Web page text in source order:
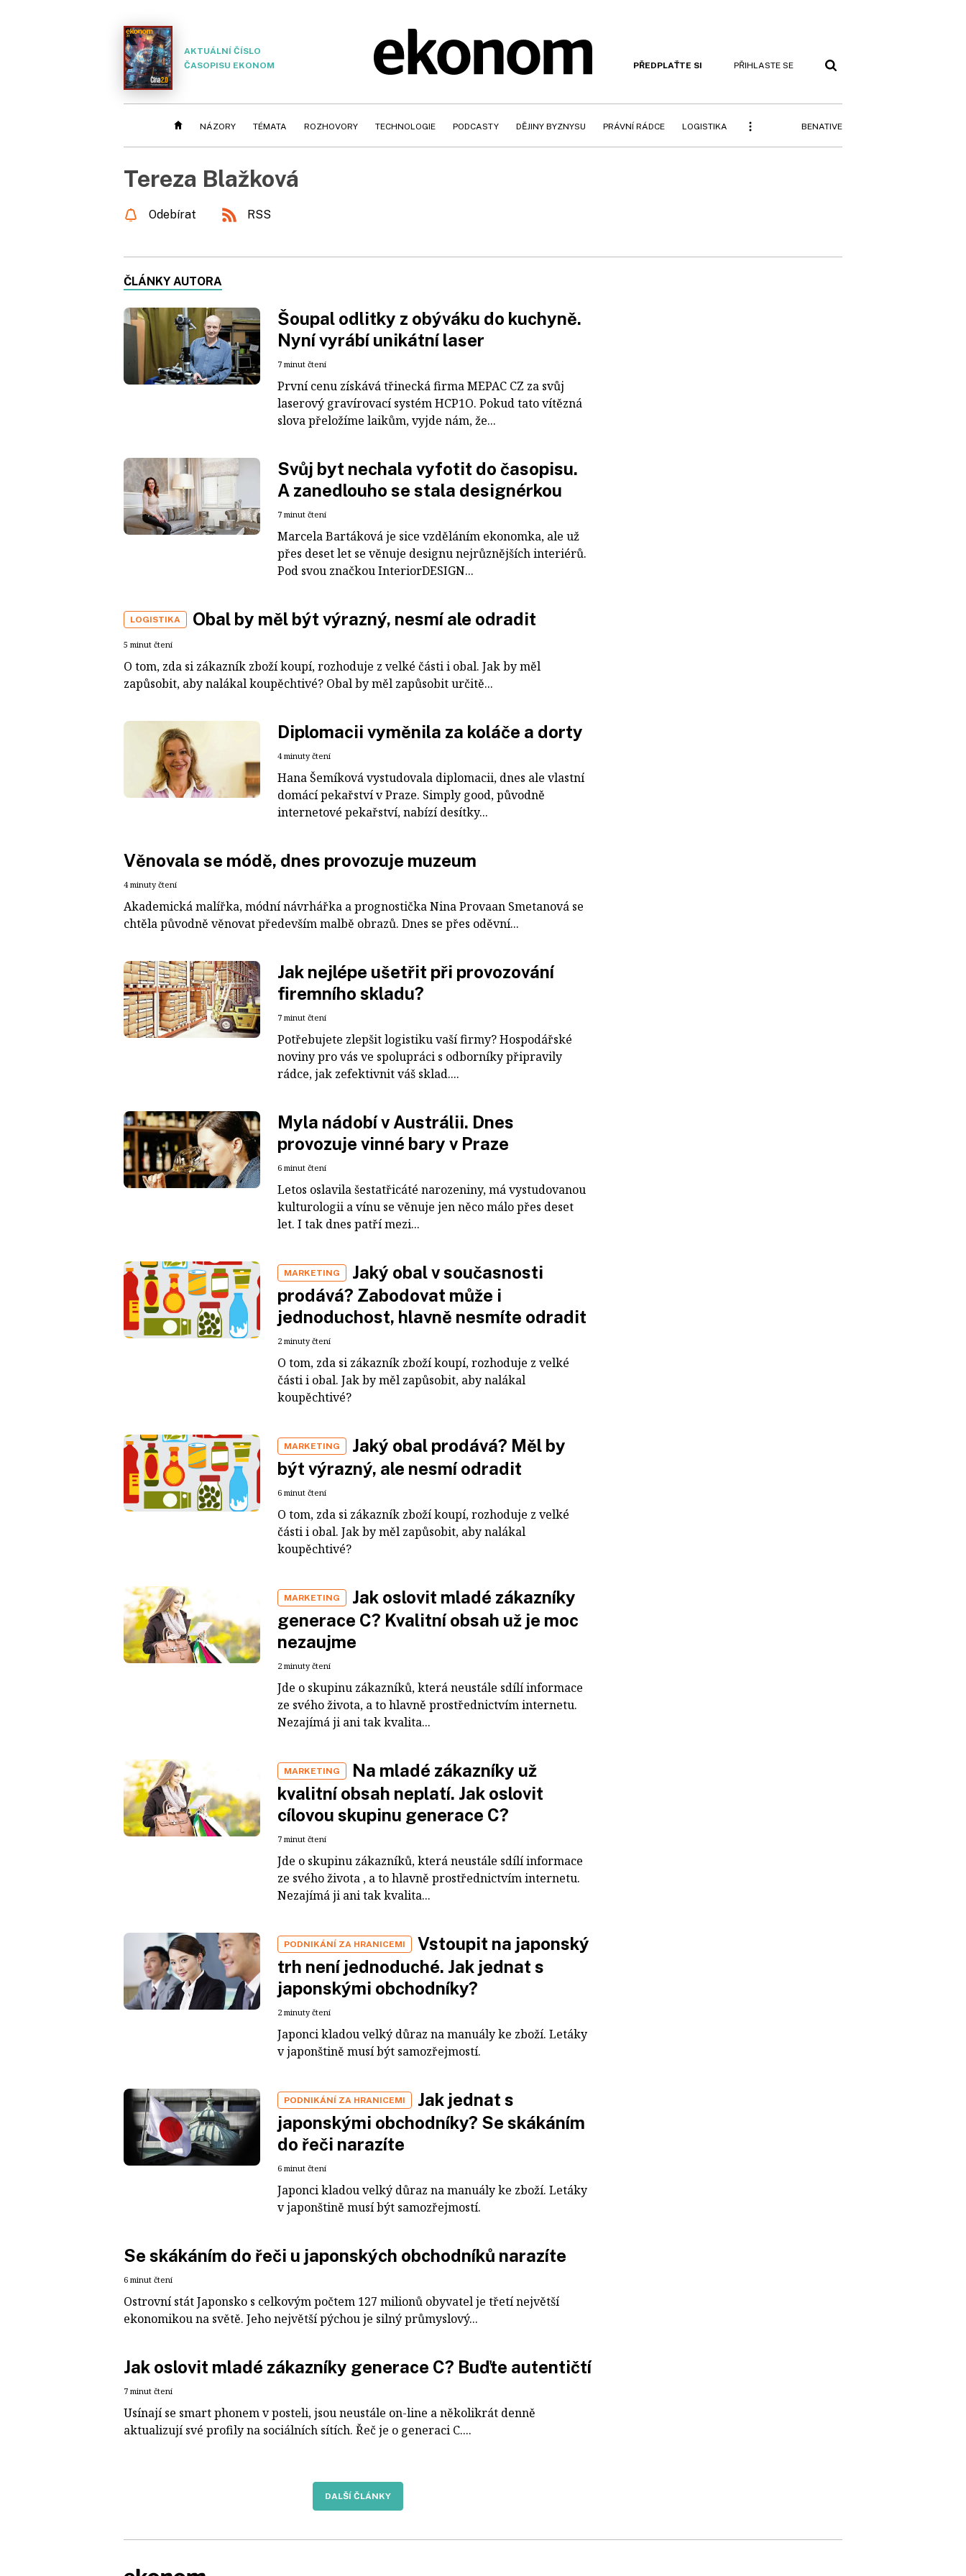
AKTUÁLNÍ ČÍSLO
ČASOPISU EKONOM
PŘEDPLAŤTE SI PŘIHLASTE SE
NÁZORY TÉMATA ROZHOVORY TECHNOLOGIE PODCASTY DĚJINY BYZNYSU PRÁVNÍ RÁDCE LOGISTIKA BENATIVE
Tereza Blažková
Odebírat RSS
ČLÁNKY AUTORA
Šoupal odlitky z obýváku do kuchyně.
Nyní vyrábí unikátní laser
7 minut čtení
První cenu získává třinecká firma MEPAC CZ za svůj
laserový gravírovací systém HCP1O. Pokud tato vítězná
slova přeložíme laikům, vyjde nám, že...
Svůj byt nechala vyfotit do časopisu.
A zanedlouho se stala designérkou
7 minut čtení
Marcela Bartáková je sice vzděláním ekonomka, ale už
přes deset let se věnuje designu nejrůznějších interiérů.
Pod svou značkou InteriorDESIGN...
LOGISTIKA Obal by měl být výrazný, nesmí ale odradit
5 minut čtení
O tom, zda si zákazník zboží koupí, rozhoduje z velké části i obal. Jak by měl
zapůsobit, aby nalákal koupěchtivé? Obal by měl zapůsobit určitě...
Diplomacii vyměnila za koláče a dorty
4 minuty čtení
Hana Šemíková vystudovala diplomacii, dnes ale vlastní
domácí pekařství v Praze. Simply good, původně
internetové pekařství, nabízí desítky...
Věnovala se módě, dnes provozuje muzeum
4 minuty čtení
Akademická malířka, módní návrhářka a prognostička Nina Provaan Smetanová se
chtěla původně věnovat především malbě obrazů. Dnes se přes oděvní...
Jak nejlépe ušetřit při provozování
firemního skladu?
7 minut čtení
Potřebujete zlepšit logistiku vaší firmy? Hospodářské
noviny pro vás ve spolupráci s odborníky připravily
rádce, jak zefektivnit váš sklad....
Myla nádobí v Austrálii. Dnes
provozuje vinné bary v Praze
6 minut čtení
Letos oslavila šestatřicáté narozeniny, má vystudovanou
kulturologii a vínu se věnuje jen něco málo přes deset
let. I tak dnes patří mezi...
MARKETING
Jaký obal v současnosti
prodává? Zabodovat může i
jednoduchost, hlavně nesmíte odradit
2 minuty čtení
O tom, zda si zákazník zboží koupí, rozhoduje z velké
části i obal. Jak by měl zapůsobit, aby nalákal
koupěchtivé?
MARKETING
Jaký obal prodává? Měl by
být výrazný, ale nesmí odradit
6 minut čtení
O tom, zda si zákazník zboží koupí, rozhoduje z velké
části i obal. Jak by měl zapůsobit, aby nalákal
koupěchtivé?
MARKETING
Jak oslovit mladé zákazníky
generace C? Kvalitní obsah už je moc
nezaujme
2 minuty čtení
Jde o skupinu zákazníků, která neustále sdílí informace
ze svého života, a to hlavně prostřednictvím internetu.
Nezajímá ji ani tak kvalita...
MARKETING
Na mladé zákazníky už
kvalitní obsah neplatí. Jak oslovit
cílovou skupinu generace C?
7 minut čtení
Jde o skupinu zákazníků, která neustále sdílí informace
ze svého života , a to hlavně prostřednictvím internetu.
Nezajímá ji ani tak kvalita...
PODNIKÁNÍ ZA HRANICEMI
Vstoupit na japonský
trh není jednoduché. Jak jednat s
japonskými obchodníky?
2 minuty čtení
Japonci kladou velký důraz na manuály ke zboží. Letáky
v japonštině musí být samozřejmostí.
PODNIKÁNÍ ZA HRANICEMI
Jak jednat s
japonskými obchodníky? Se skákáním
do řeči narazíte
6 minut čtení
Japonci kladou velký důraz na manuály ke zboží. Letáky
v japonštině musí být samozřejmostí.
Se skákáním do řeči u japonských obchodníků narazíte
6 minut čtení
Ostrovní stát Japonsko s celkovým počtem 127 milionů obyvatel je třetí největší
ekonomikou na světě. Jeho největší pýchou je silný průmyslový...
Jak oslovit mladé zákazníky generace C? Buďte autentičtí
7 minut čtení
Usínají se smart phonem v posteli, jsou neustále on-line a několikrát denně
aktualizují své profily na sociálních sítích. Řeč je o generaci C....
DALŠÍ ČLÁNKY